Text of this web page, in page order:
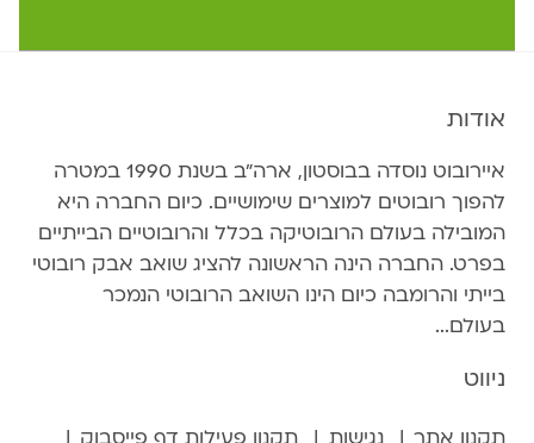
אודות
איירובוט נוסדה בבוסטון, ארה״ב בשנת 1990 במטרה
להפוך רובוטים למוצרים שימושיים. כיום החברה היא
המובילה בעולם הרובוטיקה בכלל והרובוטיים הבייתיים
בפרט. החברה הינה הראשונה להציג שואב אבק רובוטי
בייתי והרומבה כיום הינו השואב הרובוטי הנמכר
בעולם...
ניווט